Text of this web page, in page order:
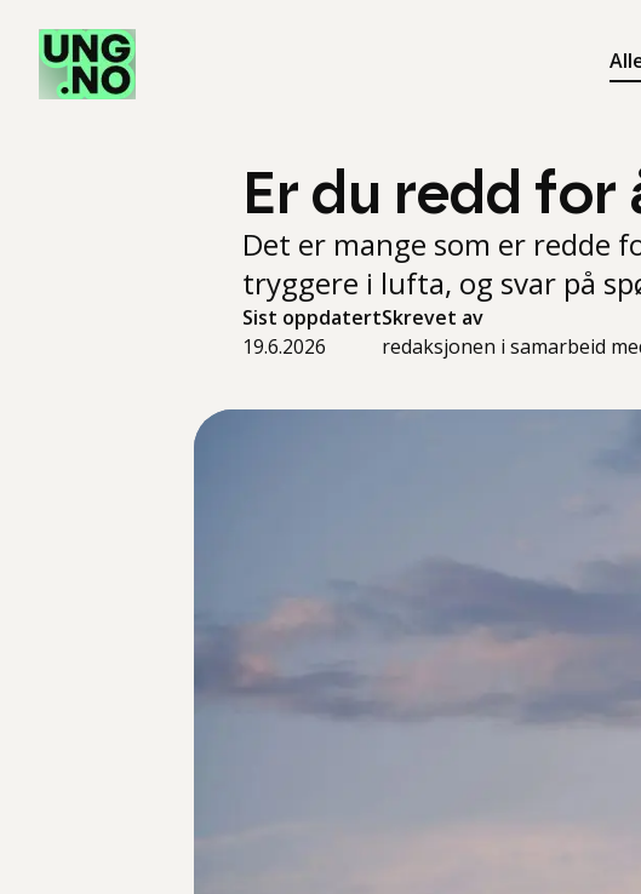
Er du redd for
Det er mange som er redde
tryggere i lufta, og svar på
Sist oppdatert
19.6.2026
Skrevet av
redaksjonen i samarbeid